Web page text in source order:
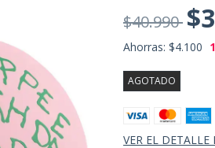
$40.990
Ahorras: $4.100
AGOTADO
VER EL DETALLE